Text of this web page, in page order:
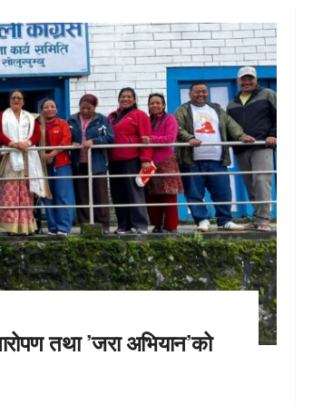
तथा ’जरा अभियान’को